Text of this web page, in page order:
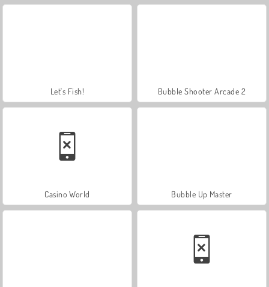
Let's Fish! Bubble Shooter Arcade 2
Casino World Bubble Up Master